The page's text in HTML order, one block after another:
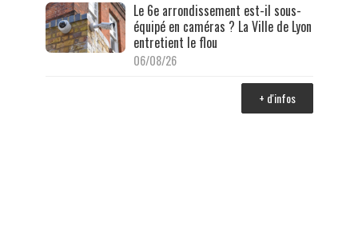
Le 6e arrondissement est-il sous-
équipé en caméras ? La Ville de Lyon
entretient le flou
06/08/26
+ d'infos